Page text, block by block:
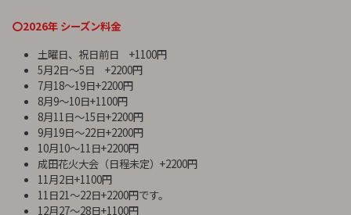
〇2026年 シーズン料金
土曜日、祝日前日 +1100円
5月2日〜5日 +2200円
7月18～19日+2200円
8月9〜10日+1100円
8月11日〜15日+2200円
9月19日〜22日+2200円
10月10～11日+2200円
成田花火大会（日程未定）+2200円
11月2日+1100円
11日21～22日+2200円です。
12月27〜28日+1100円